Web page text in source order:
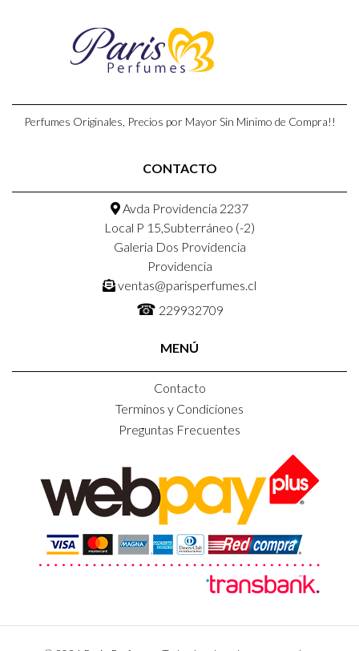
Perfumes Originales, Precios por Mayor Sin Minimo de Compra!!
CONTACTO
Avda Providencia 2237
Local P 15,Subterráneo (-2)
Galeria Dos Providencia
Providencia
ventas@parisperfumes.cl
☎ 229932709
MENÚ
Contacto
Terminos y Condiciones
Preguntas Frecuentes